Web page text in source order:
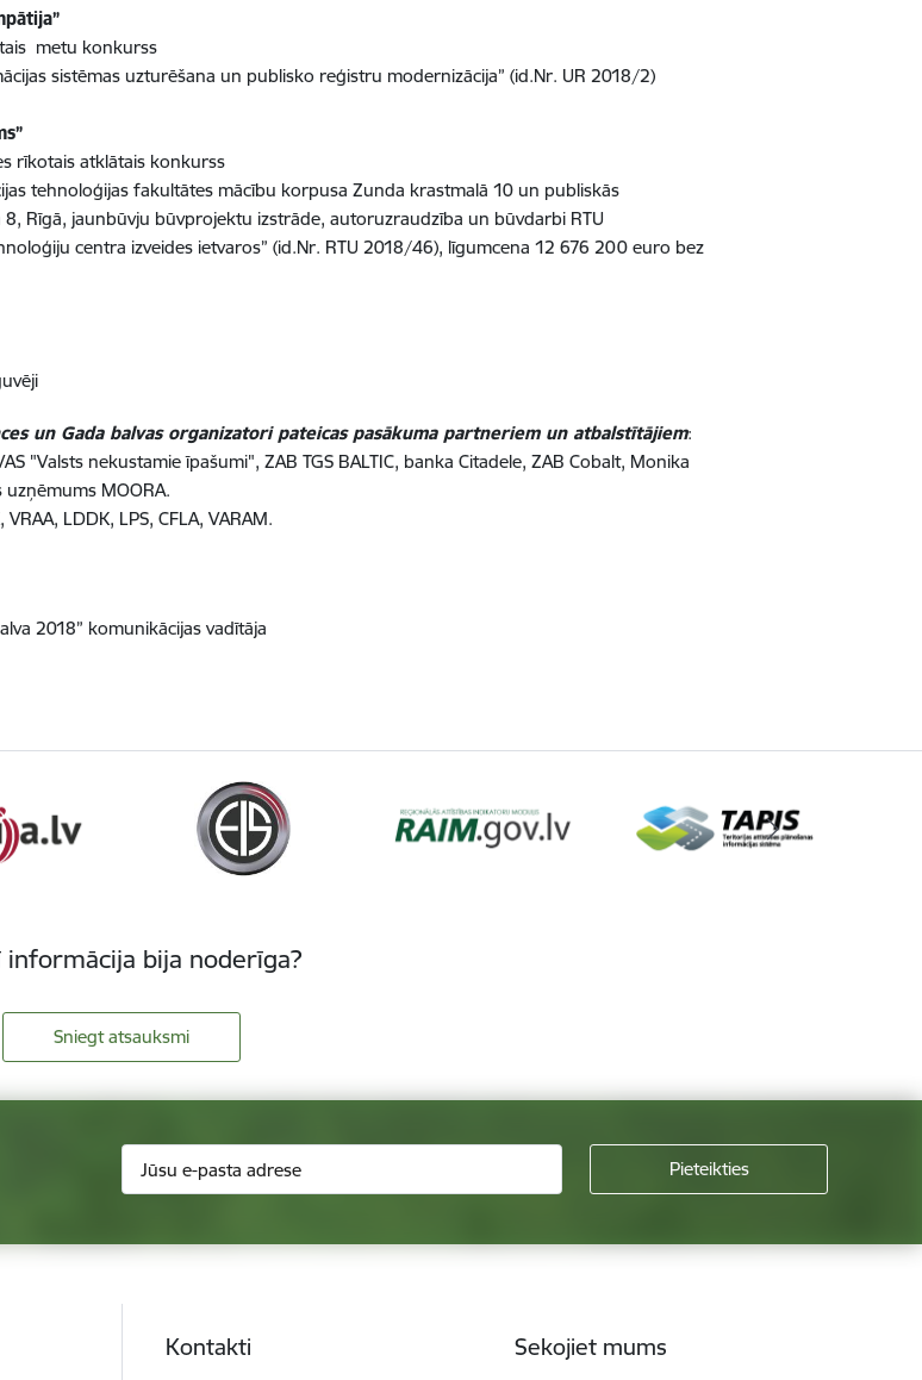
metu konkurss
sistēmas uzturēšana un publisko reģistru modernizācija” (id.Nr. UR 2018/2)
rīkotais atklātais konkurss
tehnoloģijas fakultātes mācību korpusa Zunda krastmalā 10 un publiskās
Rīgā, jaunbūvju būvprojektu izstrāde, autoruzraudzība un būvdarbi RTU
centra izveides ietvaros” (id.Nr. RTU 2018/46), līgumcena 12 676 200 euro bez
un Gada balvas organizatori pateicas pasākuma partneriem un atbalstītājiem:
"Valsts nekustamie īpašumi", ZAB TGS BALTIC, banka Citadele, ZAB Cobalt, Monika
MOORA.
LDDK, LPS, CFLA, VARAM.
2018” komunikācijas vadītāja
informācija bija noderīga?
Sniegt atsauksmi
Kontakti Sekojiet mums